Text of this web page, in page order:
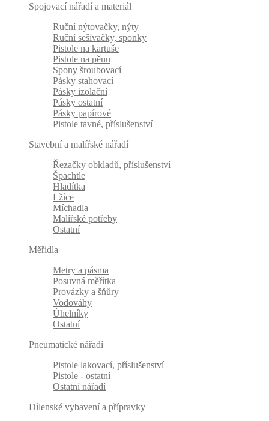
Spojovací nářadí a materiál
Ruční nýtovačky, nýty
Ruční sešívačky, sponky
Pistole na kartuše
Pistole na pěnu
Spony šroubovací
Pásky stahovací
Pásky izolační
Pásky ostatní
Pásky papírové
Pistole tavné, příslušenství
Stavební a malířské nářadí
Řezačky obkladů, příslušenství
Špachtle
Hladítka
Lžíce
Míchadla
Malířské potřeby
Ostatní
Měřidla
Metry a pásma
Posuvná měřítka
Provázky a šňůry
Vodováhy
Úhelníky
Ostatní
Pneumatické nářadí
Pistole lakovací, příslušenství
Pistole - ostatní
Ostatní nářadí
Dílenské vybavení a přípravky